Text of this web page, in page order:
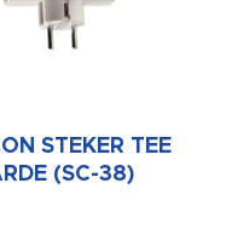
STEKER TEE
(SC-38)